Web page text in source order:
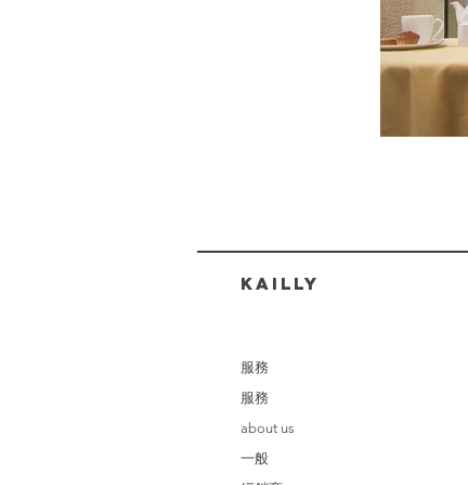
​KAILLY
服務
服務
about us
一般